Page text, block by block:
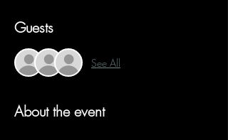
Guests
See All
About the event